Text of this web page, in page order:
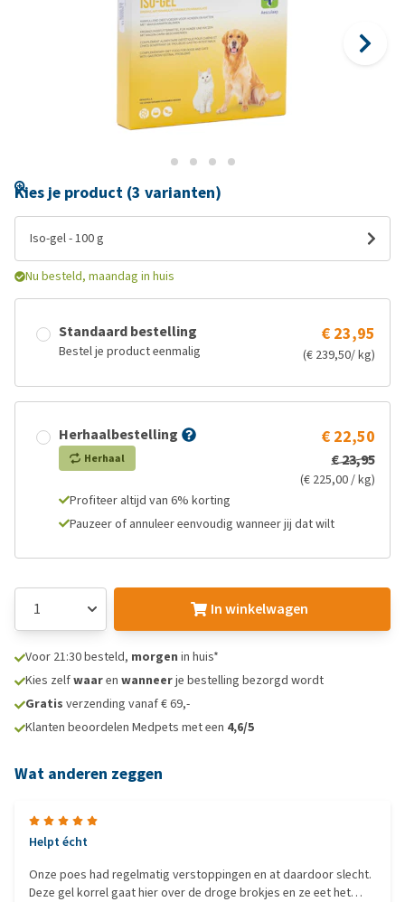
Kies je product (3 varianten)
Iso-gel - 100 g
Nu besteld, maandag in huis
Standaard bestelling
Bestel je product eenmalig
€ 23,95
(€ 239,50/ kg)
Herhaalbestelling
Herhaal
€ 22,50
€ 23,95
(€ 225,00 / kg)
Profiteer altijd van 6% korting
Pauzeer of annuleer eenvoudig wanneer jij dat wilt
In winkelwagen
Voor 21:30 besteld, morgen in huis*
Kies zelfwaaren wanneerje bestelling bezorgd wordt
Gratis verzending vanaf € 69,-
Klanten beoordelen Medpets met een 4,6/5
Wat anderen zeggen
Helpt écht
Onze poes had regelmatig verstoppingen en at daardoor slecht.
Deze gel korrel gaat hier over de droge brokjes en ze eet het